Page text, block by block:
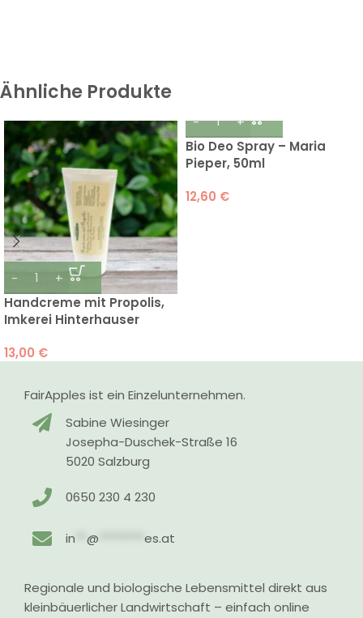
Ähnliche Produkte
Handcreme mit Propolis,
Imkerei Hinterhauser
13,00 €
Bio Deo Spray – Maria
Pieper, 50ml
12,60 €
FairApples ist ein Einzelunternehmen.
Sabine Wiesinger
Josepha-Duschek-Straße 16
5020 Salzburg
0650 230 4 230
in **@ ********es.at
Regionale und biologische Lebensmittel direkt aus
kleinbäuerlicher Landwirtschaft – einfach online